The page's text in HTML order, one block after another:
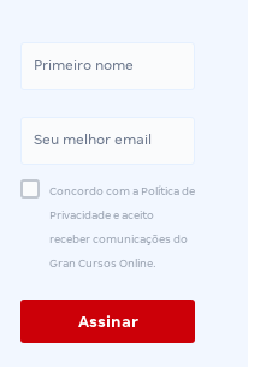
Concordo com a Política de
Privacidade e aceito
receber comunicações do
Gran Cursos Online.